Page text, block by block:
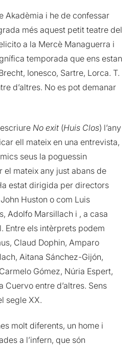
Akadèmia i he de confessar
més aquest petit teatre del
a la Mercè Managuerra i
temporada que ens estan
Ionesco, Sartre, Lorca. T.
d’altres. No es pot demanar
No exit (Huis Clos) l’any
ell mateix en una entrevista,
seus la poguessin
el mateix any just abans de
estat dirigida per directors
Huston o com Luis
Adolfo Marsillach i , a casa
Entre els intèrprets podem
Claud Dophin, Amparo
Aitana Sánchez-Gijón,
Gómez, Núria Espert,
Cuervo entre d’altres. Sens
segle XX.
molt diferents, un home i
a l’infern, que són